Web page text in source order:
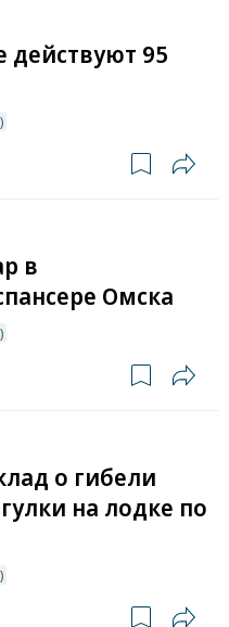
действуют 95
в
Омска
о гибели
на лодке по